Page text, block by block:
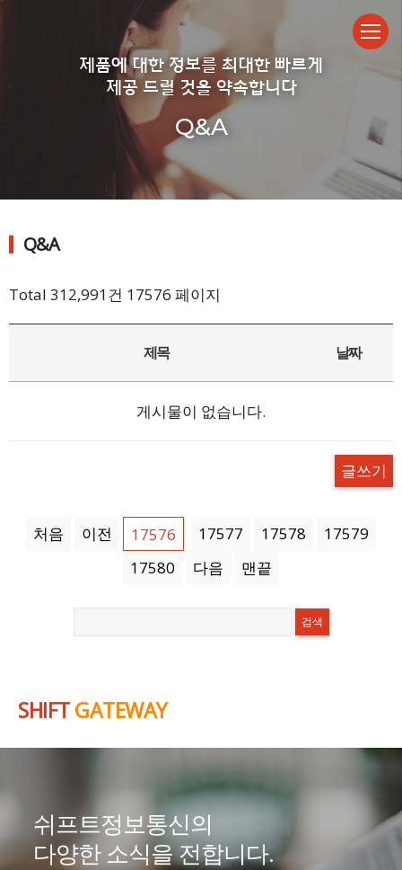
제품에 대한 정보를 최대한 빠르게
제공 드릴 것을 약속합니다
Q&A
Q&A
Total 312,991건 17576 페이지
제목 날짜
게시물이 없습니다.
글쓰기
처음 이전 17576 17577 17578
17579
17580
다음 맨끝
SHIFTGATEWAY
쉬프트정보통신의
다양한 소식을 전합니다.